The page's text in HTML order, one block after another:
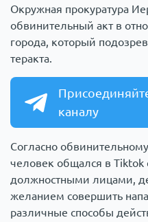
Окружная прокуратура
обвинительный акт в
города, который
теракта.
каналу
Согласно
человек общался в
должностными лицами,
желанием совершить
различные способы